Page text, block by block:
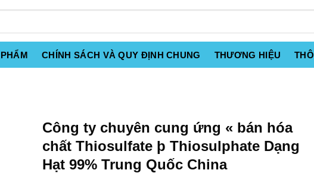
CHÍNH SÁCH VÀ QUY ĐỊNH CHUNG THƯƠNG HIỆU
Công ty chuyên cung ứng « bán hóa
chất Thiosulfate þ Thiosulphate Dạng
Hạt 99% Trung Quốc China